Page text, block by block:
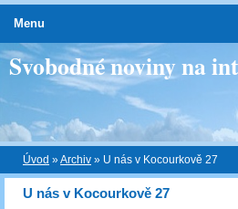
Svobodné noviny na
Úvod »Archiv » U nás v Kocourkově 27
U nás v Kocourkově 27
Menu